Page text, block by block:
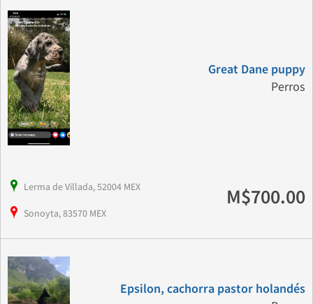
Great Dane puppy
Perros
Lerma de Villada, 52004 MEX
Sonoyta, 83570 MEX
M$700.00
Epsilon, cachorra pastor holandés